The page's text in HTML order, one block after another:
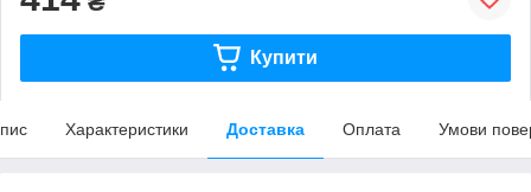
Купити
Характеристики Доставка Оплата Умови